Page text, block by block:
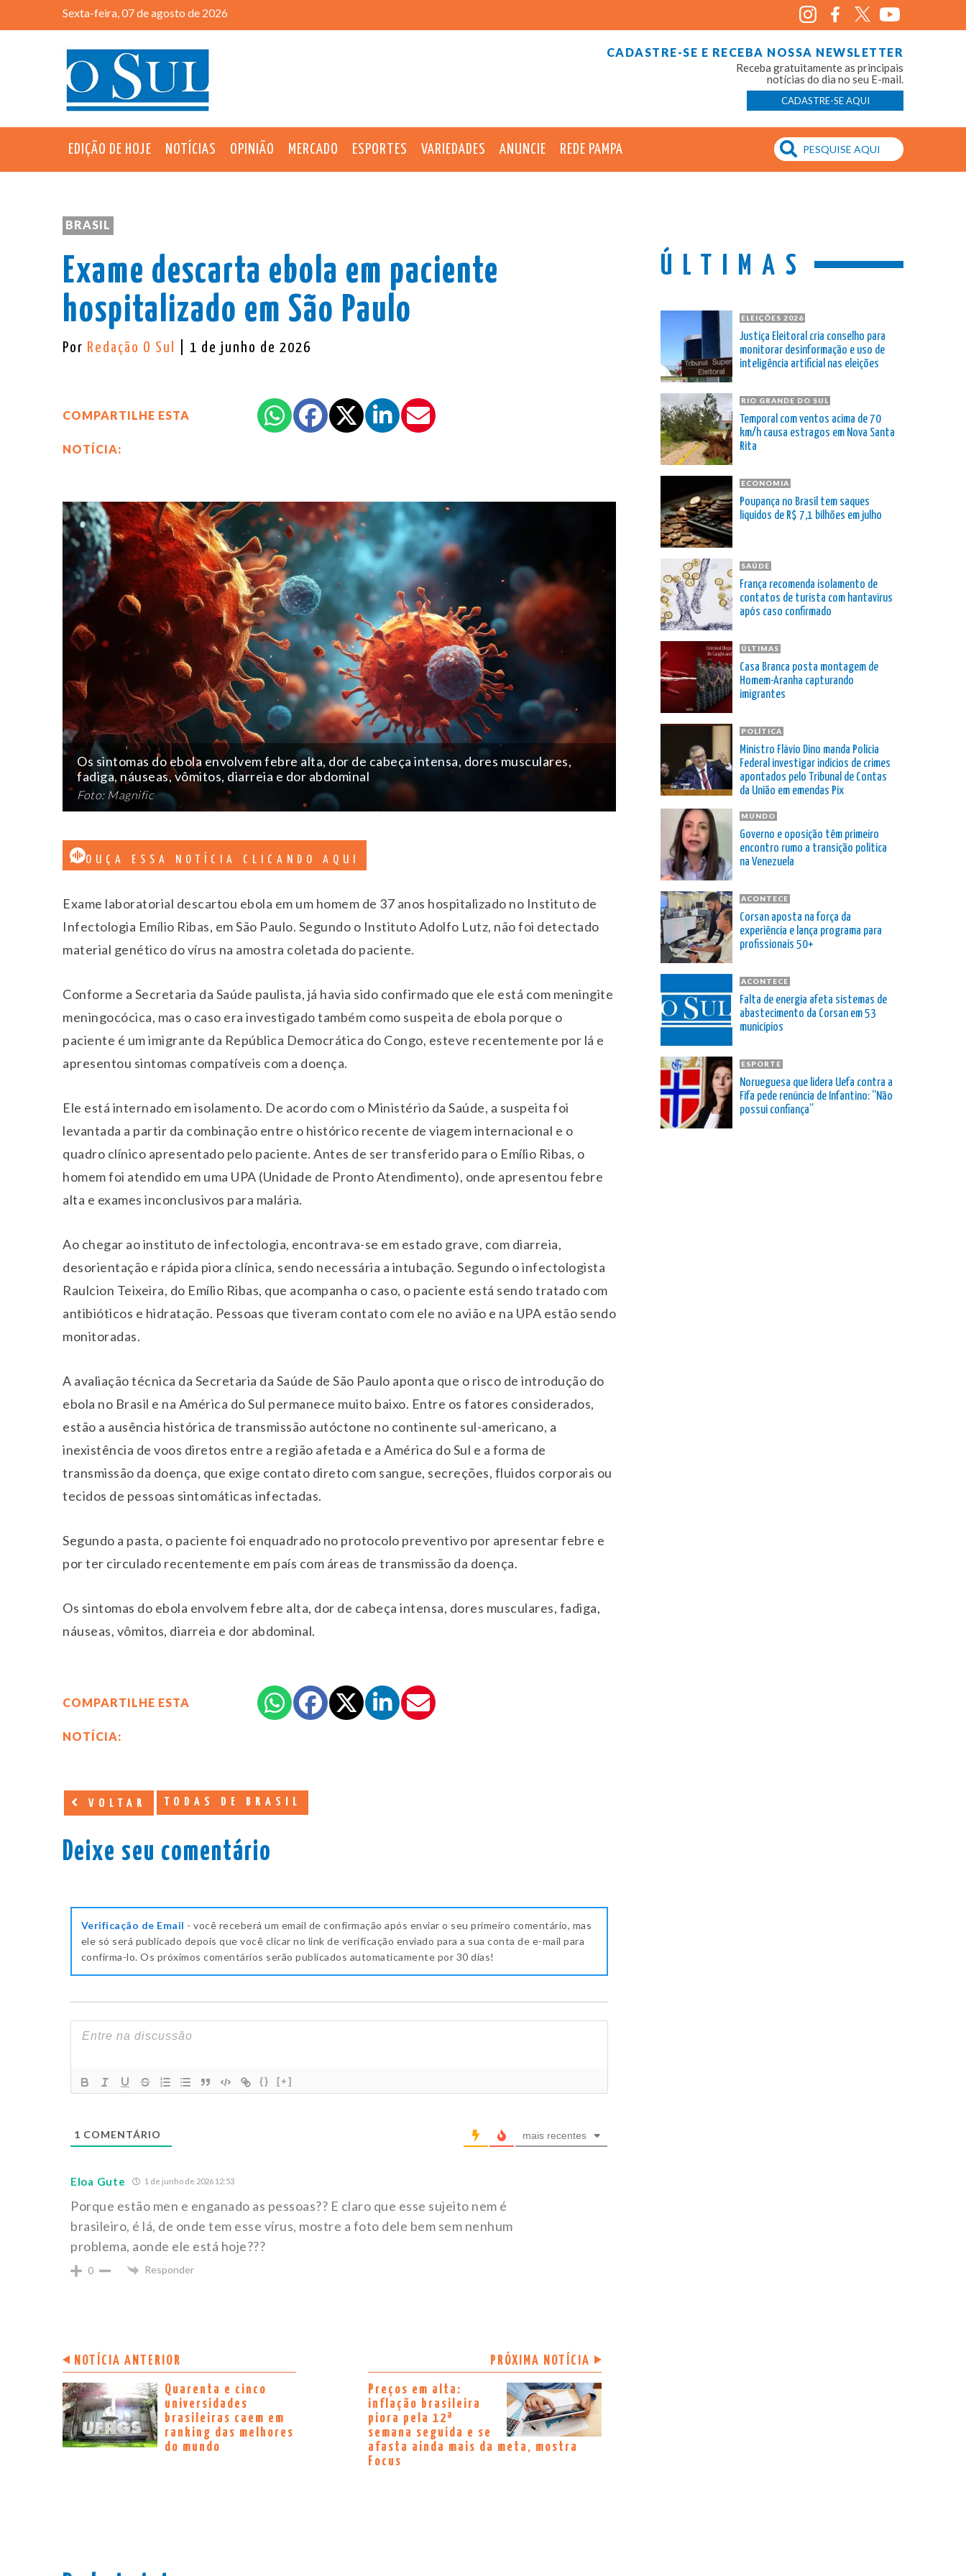
Sexta-feira, 07 de agosto de 2026
CADASTRE-SE E RECEBA NOSSA NEWSLETTER
Receba gratuitamente as principais
notícias do dia no seu E-mail.
CADASTRE-SE AQUI
EDIÇÃO DE HOJE NOTÍCIAS OPINIÃO MERCADO ESPORTES VARIEDADES ANUNCIE REDE PAMPA
BRASIL
Exame descarta ebola em paciente
hospitalizado em São Paulo
Por Redação O Sul | 1 de junho de 2026
COMPARTILHE ESTA
NOTÍCIA:
Os sintomas do ebola envolvem febre alta, dor de cabeça intensa, dores musculares,
fadiga, náuseas, vômitos, diarreia e dor abdominal
Foto: Magnific
OUÇA ESSA NOTÍCIA CLICANDO AQUI
Exame laboratorial descartou ebola em um homem de 37 anos hospitalizado no Instituto de
Infectologia Emílio Ribas, em São Paulo. Segundo o Instituto Adolfo Lutz, não foi detectado
material genético do vírus na amostra coletada do paciente.
Conforme a Secretaria da Saúde paulista, já havia sido confirmado que ele está com meningite
meningocócica, mas o caso era investigado também como suspeita de ebola porque o
paciente é um imigrante da República Democrática do Congo, esteve recentemente por lá e
apresentou sintomas compatíveis com a doença.
Ele está internado em isolamento. De acordo com o Ministério da Saúde, a suspeita foi
levantada a partir da combinação entre o histórico recente de viagem internacional e o
quadro clínico apresentado pelo paciente. Antes de ser transferido para o Emílio Ribas, o
homem foi atendido em uma UPA (Unidade de Pronto Atendimento), onde apresentou febre
alta e exames inconclusivos para malária.
Ao chegar ao instituto de infectologia, encontrava-se em estado grave, com diarreia,
desorientação e rápida piora clínica, sendo necessária a intubação. Segundo o infectologista
Raulcion Teixeira, do Emílio Ribas, que acompanha o caso, o paciente está sendo tratado com
antibióticos e hidratação. Pessoas que tiveram contato com ele no avião e na UPA estão sendo
monitoradas.
A avaliação técnica da Secretaria da Saúde de São Paulo aponta que o risco de introdução do
ebola no Brasil e na América do Sul permanece muito baixo. Entre os fatores considerados,
estão a ausência histórica de transmissão autóctone no continente sul-americano, a
inexistência de voos diretos entre a região afetada e a América do Sul e a forma de
transmissão da doença, que exige contato direto com sangue, secreções, fluidos corporais ou
tecidos de pessoas sintomáticas infectadas.
Segundo a pasta, o paciente foi enquadrado no protocolo preventivo por apresentar febre e
por ter circulado recentemente em país com áreas de transmissão da doença.
Os sintomas do ebola envolvem febre alta, dor de cabeça intensa, dores musculares, fadiga,
náuseas, vômitos, diarreia e dor abdominal.
COMPARTILHE ESTA
NOTÍCIA:
VOLTAR TODAS DE BRASIL
Deixe seu comentário
Verificação de Email - você receberá um email de confirmação após enviar o seu primeiro comentário, mas
ele só será publicado depois que você clicar no link de verificação enviado para a sua conta de e-mail para
confirma-lo. Os próximos comentários serão publicados automaticamente por 30 dias!
{} [+]
1 COMENTÁRIO mais recentes
Eloa Gute 1 de junho de 2026 12:53
Porque estão men e enganado as pessoas?? E claro que esse sujeito nem é
brasileiro, é lá, de onde tem esse vírus, mostre a foto dele bem sem nenhum
problema, aonde ele está hoje???
0 Responder
NOTÍCIA ANTERIOR
Quarenta e cinco
universidades
brasileiras caem em
ranking das melhores
do mundo
PRÓXIMA NOTÍCIA
Preços em alta:
inflação brasileira
piora pela 12ª
semana seguida e se
afasta ainda mais da meta, mostra
Focus
ÚLTIMAS
ELEIÇÕES 2026
Justiça Eleitoral cria conselho para
monitorar desinformação e uso de
inteligência artificial nas eleições
RIO GRANDE DO SUL
Temporal com ventos acima de 70
km/h causa estragos em Nova Santa
Rita
ECONOMIA
Poupança no Brasil tem saques
líquidos de R$ 7,1 bilhões em julho
SAÚDE
França recomenda isolamento de
contatos de turista com hantavírus
após caso confirmado
ÚLTIMAS
Casa Branca posta montagem de
Homem-Aranha capturando
imigrantes
POLÍTICA
Ministro Flávio Dino manda Polícia
Federal investigar indícios de crimes
apontados pelo Tribunal de Contas
da União em emendas Pix
MUNDO
Governo e oposição têm primeiro
encontro rumo a transição política
na Venezuela
ACONTECE
Corsan aposta na força da
experiência e lança programa para
profissionais 50+
ACONTECE
Falta de energia afeta sistemas de
abastecimento da Corsan em 53
municípios
ESPORTE
Norueguesa que lidera Uefa contra a
Fifa pede renúncia de Infantino: “Não
possui confiança”